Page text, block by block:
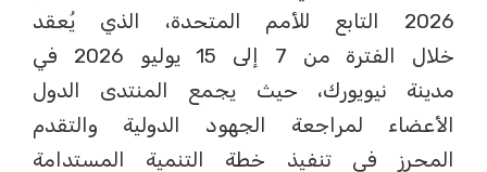
2026 التابع للأمم المتحدة، الذي يُعقد
خلال الفترة من 7 إلى 15 يوليو 2026 في
مدينة نيويورك، حيث يجمع المنتدى الدول
الأعضاء لمراجعة الجهود الدولية والتقدم
المحرز في تنفيذ خطة التنمية المستدامة